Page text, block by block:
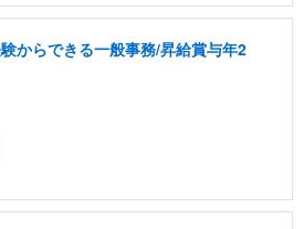
からできる一般事務/昇給賞与年2